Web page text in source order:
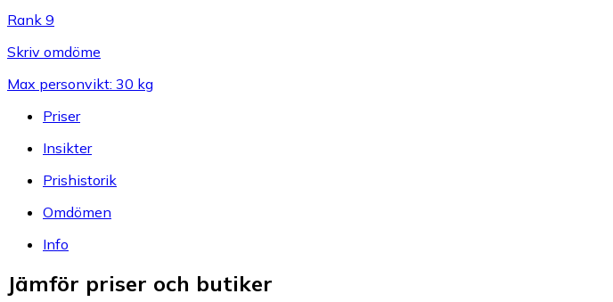
Rank 9
Skriv omdöme
Max personvikt: 30 kg
Priser
Insikter
Prishistorik
Omdömen
Info
Jämför priser och butiker